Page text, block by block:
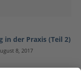
in der Praxis (Teil 2)
8, 2017